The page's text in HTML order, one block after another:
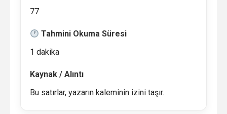
77
Tahmini Okuma Süresi
1 dakika
Kaynak / Alıntı
Bu satırlar, yazarın kaleminin izini taşır.